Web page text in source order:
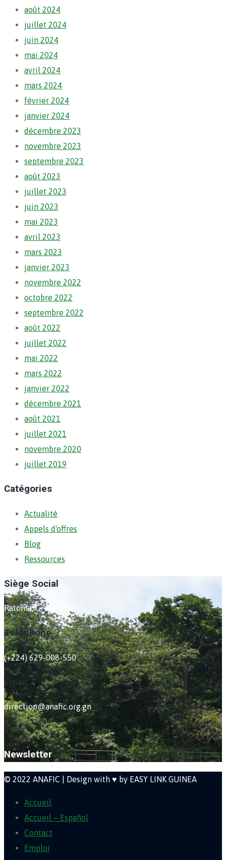
août 2024
juillet 2024
juin 2024
mai 2024
avril 2024
mars 2024
février 2024
janvier 2024
décembre 2023
novembre 2023
septembre 2023
août 2023
juillet 2023
juin 2023
mai 2023
avril 2023
mars 2023
janvier 2023
novembre 2022
octobre 2022
septembre 2022
août 2022
juillet 2022
mai 2022
mars 2022
janvier 2022
décembre 2021
août 2021
juillet 2021
novembre 2020
juillet 2019
Catégories
Actualité
Appels d'offres
Blog
Ressources
Siège Social
Ratoma, C/ Ratoma
Téléphone
(+224) 629-008-550
Email
direction@anafic.org.gn
Newsletter
© 2022 ANAFIC | Design with ♥ by EASY LINK GUINEA
Accueil
Accueil – Español
Contact
Emploi